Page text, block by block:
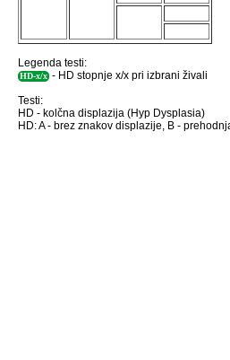
Legenda testi:
HD-x/x - HD stopnje x/x pri izbrani živali
Testi:
HD - kolčna displazija (Hyp Dysplasia)
HD: A - brez znakov displazije, B -